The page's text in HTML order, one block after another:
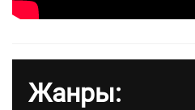
Жанры: